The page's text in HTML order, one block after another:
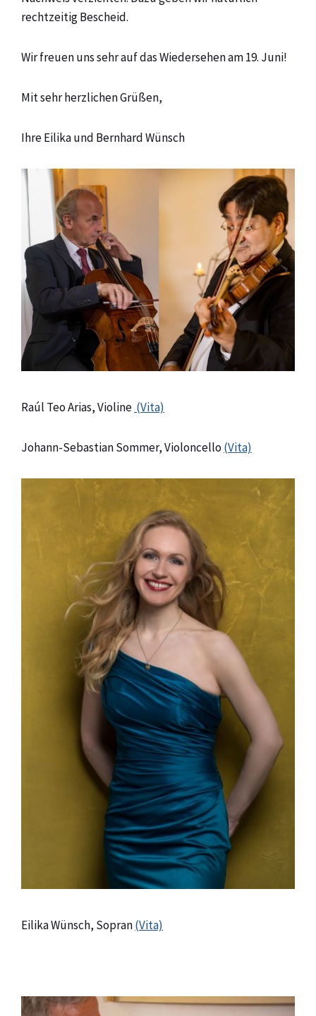
rechtzeitig Bescheid.
Wir freuen uns sehr auf das Wiedersehen am 19. Juni!
Mit sehr herzlichen Grüßen,
Ihre Eilika und Bernhard Wünsch
Raúl Teo Arias, Violine (Vita)
Johann-Sebastian Sommer, Violoncello(Vita)
Eilika Wünsch, Sopran(Vita)